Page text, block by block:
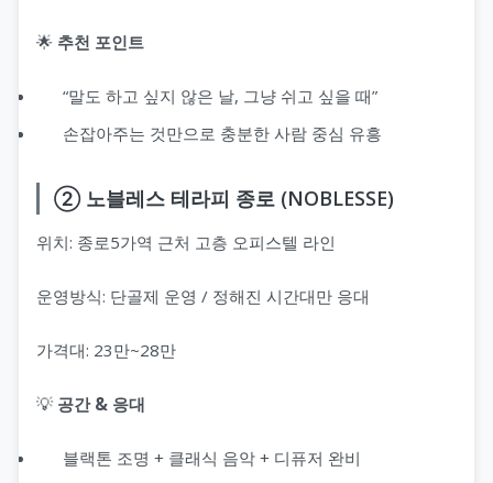
🌟 추천 포인트
“말도 하고 싶지 않은 날, 그냥 쉬고 싶을 때”
손잡아주는 것만으로 충분한 사람 중심 유흥
② 노블레스 테라피 종로 (NOBLESSE)
위치: 종로5가역 근처 고층 오피스텔 라인
운영방식: 단골제 운영 / 정해진 시간대만 응대
가격대: 23만~28만
💡 공간 & 응대
블랙톤 조명 + 클래식 음악 + 디퓨저 완비